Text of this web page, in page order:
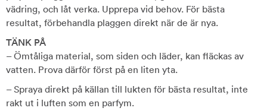
vädring, och låt verka. Upprepa vid behov. För bästa
resultat, förbehandla plaggen direkt när de är nya.
TÄNK PÅ
– Ömtåliga material, som siden och läder, kan fläckas av
vatten. Prova därför först på en liten yta.
– Spraya direkt på källan till lukten för bästa resultat, inte
rakt ut i luften som en parfym.